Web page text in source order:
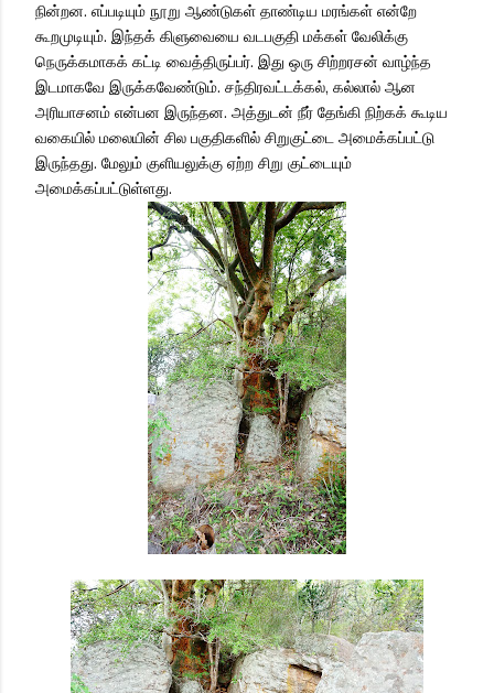
நின்றன. எப்படியும் நூறு ஆண்டுகள் தாண்டிய மரங்கள் என்றே
கூறமுடியும். இந்தக் கிளுவையை வடபகுதி மக்கள் வேலிக்கு
நெருக்கமாகக் கட்டி வைத்திருப்பர். இது ஒரு சிற்றரசன் வாழ்ந்த
இடமாகவே இருக்கவேண்டும். சந்திரவட்டக்கல், கல்லால் ஆன
அரியாசனம் என்பன இருந்தன. அத்துடன் நீர் தேங்கி நிற்கக் கூடிய
வகையில் மலையின் சில பகுதிகளில் சிறுகுட்டை அமைக்கப்பட்டு
இருந்தது. மேலும் குளியலுக்கு ஏற்ற சிறு குட்டையும்
அமைக்கப்பட்டுள்ளது.